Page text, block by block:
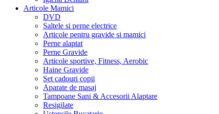
Articole Mamici
DVD
Saltele si perne electrice
Articole pentru gravide si mamici
Perne alaptat
Perne Gravide
Articole sportive, Fitness, Aerobic
Haine Gravide
Set cadouri copii
Aparate de masaj
Tampoane Sani & Accesorii Alaptare
Resigilate